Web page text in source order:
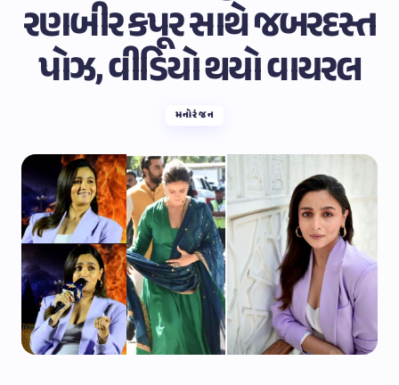
રણબીર કપૂર સાથે જબરદસ્ત
પોઝ, વીડિયો થયો વાયરલ
મનોરંજન